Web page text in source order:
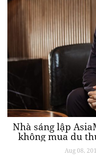
Nhà sáng lập
không mua du
Aug 08,